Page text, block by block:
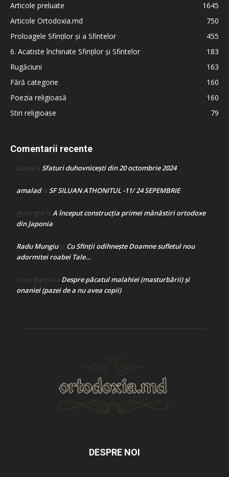
Articole preluate
1645
Articole Ortodoxia.md
750
Proloagele Sfinților și a Sfintelor
455
6. Acatiste închinate Sfinților și Sfintelor
183
Rugăciuni
163
Fără categorie
160
Poezia religioasă
160
Stiri religioase
79
Comentarii recente
Doina la Sfaturi duhovnicești din 20 octombrie 2024
amaladla SF SILUAN ATHONITUL -11/ 24 SEPEMBRIE
gheorghe la A început construcţia primei mănăstiri ortodoxe
din Japonia
Radu Mungiula Cu Sfinții odihnește Doamne sufletul nou
adormitei roabei Tale…
Crina Marina la Despre păcatul malahiei (masturbării) şi
onaniei (pazei de a nu avea copii)
DESPRE NOI